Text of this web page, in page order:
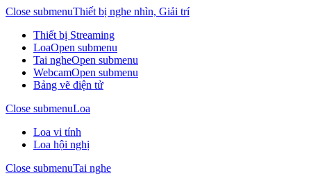
Close submenuThiết bị nghe nhìn, Giải trí
Thiết bị Streaming
LoaOpen submenu
Tai ngheOpen submenu
WebcamOpen submenu
Bảng vẽ điện tử
Close submenuLoa
Loa vi tính
Loa hội nghị
Close submenuTai nghe